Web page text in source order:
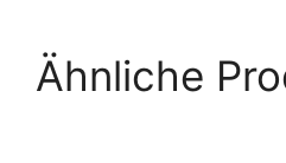
Ähnliche